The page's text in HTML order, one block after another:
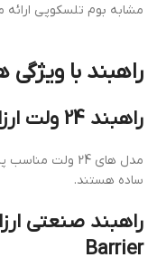
مشابه بوم تلسکوپی
راهبند با
راهبند 24 ولت ارزان – Cheap 24V Barrier
مدل های 24 ولت
ساده هستند.
Barrier